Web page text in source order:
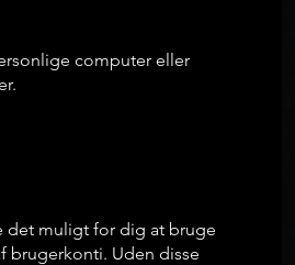
computer eller
det muligt for dig at bruge
brugerkonti. Uden disse